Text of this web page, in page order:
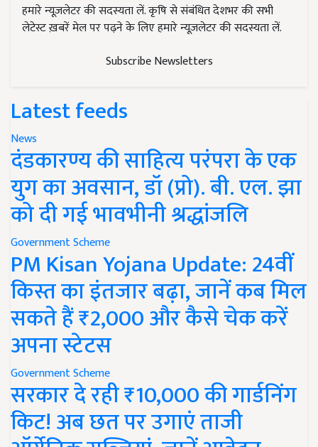
हमारे न्यूज़लेटर की सदस्यता लें. कृषि से संबंधित देशभर की सभी
लेटेस्ट ख़बरें मेल पर पढ़ने के लिए हमारे न्यूज़लेटर की सदस्यता लें.
Subscribe Newsletters
Latest feeds
News
दंडकारण्य की साहित्य परंपरा के एक
युग का अवसान, डॉ (प्रो). बी. एल. झा
को दी गई भावभीनी श्रद्धांजलि
Government Scheme
PM Kisan Yojana Update: 24वीं
किस्त का इंतजार बढ़ा, जानें कब मिल
सकते हैं ₹2,000 और कैसे चेक करें
अपना स्टेटस
Government Scheme
सरकार दे रही ₹10,000 की गार्डनिंग
किट! अब छत पर उगाएं ताजी